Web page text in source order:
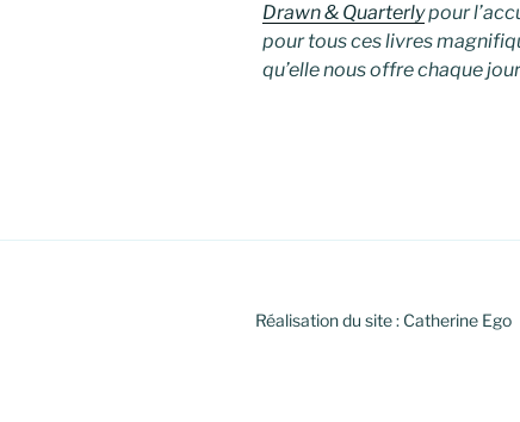
Drawn & Quarterlypour
pour tous ces livres
qu’elle nous offre chaque
Réalisation du site : Catherine Ego